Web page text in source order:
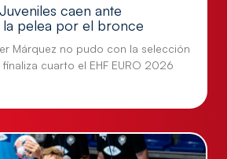
caen ante
la pelea por el bronce
Márquez no pudo con la selección
cuarto el EHF EURO 2026